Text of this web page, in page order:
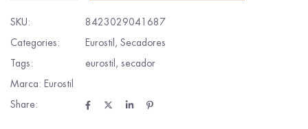
SKU:
8423029041687
Categories:
Eurostil , Secadores
Tags:
eurostil , secador
Marca: Eurostil
Share: